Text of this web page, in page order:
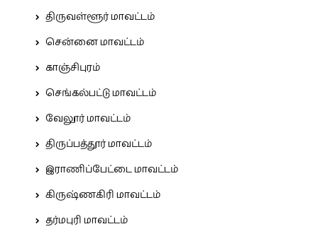
திருவள்ளூர் மாவட்டம்
சென்னை மாவட்டம்
காஞ்சிபுரம்
செங்கல்பட்டு மாவட்டம்
வேலூர் மாவட்டம்
திருப்பத்தூர் மாவட்டம்
இராணிப்பேட்டை மாவட்டம்
கிருஷ்ணகிரி மாவட்டம்
தர்மபுரி மாவட்டம்